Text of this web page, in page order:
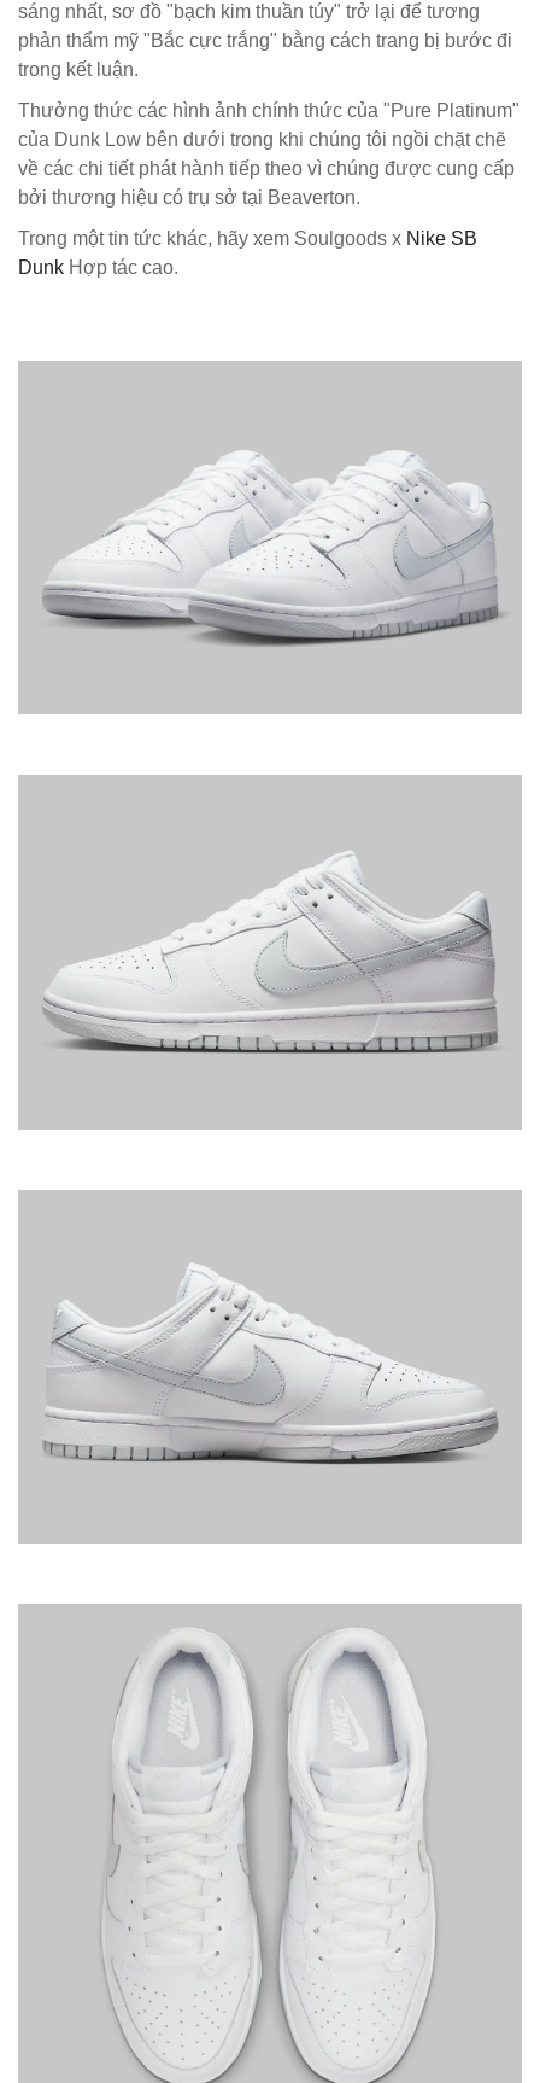
sáng nhất, sơ đồ "bạch kim thuần túy" trở lại để tương
phản thẩm mỹ "Bắc cực trắng" bằng cách trang bị bước đi
trong kết luận.
Thưởng thức các hình ảnh chính thức của "Pure Platinum"
của Dunk Low bên dưới trong khi chúng tôi ngồi chặt chẽ
về các chi tiết phát hành tiếp theo vì chúng được cung cấp
bởi thương hiệu có trụ sở tại Beaverton.
Trong một tin tức khác, hãy xem Soulgoods x Nike SB
Dunk Hợp tác cao.